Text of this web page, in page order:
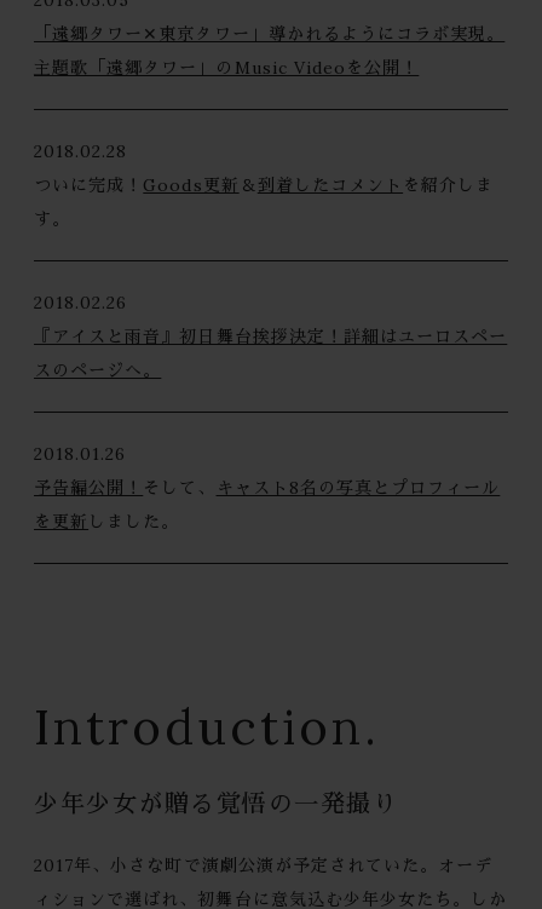
「遠郷タワー✕東京タワー」導かれるようにコラボ実現。
主題歌「遠郷タワー」のMusic Videoを公開！
2018.02.28
ついに完成！ Goods更新 ＆到着したコメント を紹介しま
す。
2018.02.26
『アイスと雨音』初日舞台挨拶決定！詳細はユーロスペー
スのページへ。
2018.01.26
予告編公開！ そして、 キャスト8名の写真とプロフィール
を更新 しました。
Introduction.
少年少女が贈る覚悟の一発撮り
2017年、小さな町で演劇公演が予定されていた。オーデ
ィションで選ばれ、初舞台に意気込む少年少女たち。しか